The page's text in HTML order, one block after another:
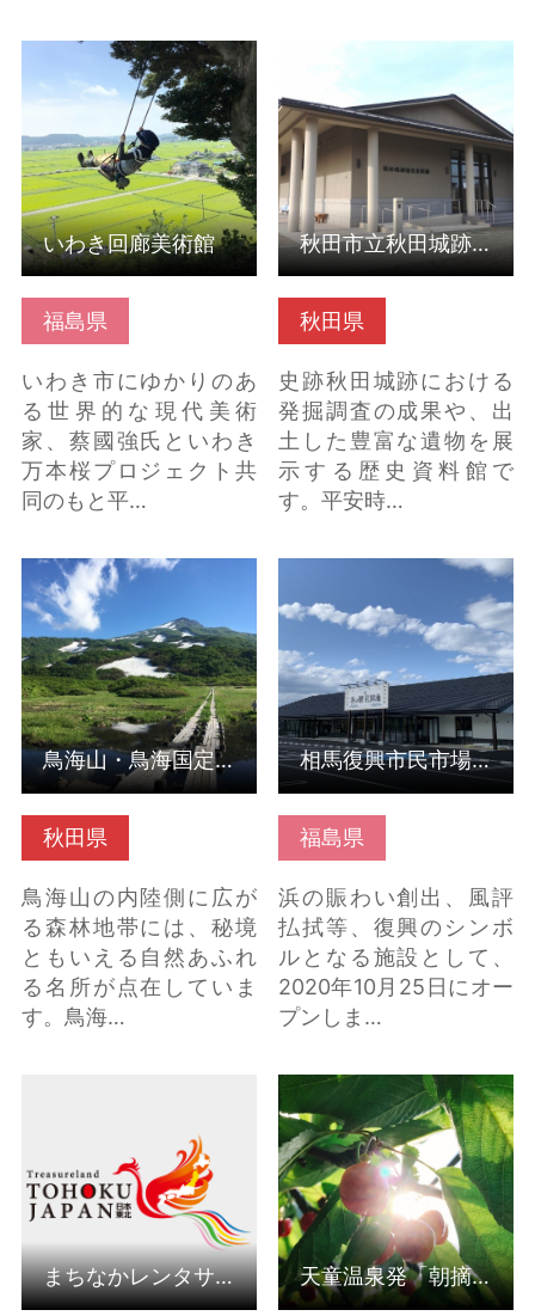
福島県
いわき市にゆかりのあ
る世界的な現代美術
家、蔡國強氏といわき
万本桜プロジェクト共
同のもと平…
いわき回廊美術館 の詳
細はこちら
いわき回廊美術館
秋田県
史跡秋田城跡における
発掘調査の成果や、出
土した豊富な遺物を展
示する歴史資料館で
す。平安時…
資料館（秋田県秋田
市） の詳細はこちら
秋田市立秋田城跡歴史資料館（秋田県秋田市）
秋田県
鳥海山の内陸側に広が
る森林地帯には、秘境
ともいえる自然あふれ
る名所が点在していま
す。鳥海…
鳥海山・鳥海国定公園
（秋田県由利本荘市）
の詳細はこちら
鳥海山・鳥海国定公園（秋田県由利本荘市）
福島県
浜の賑わい創出、風評
払拭等、復興のシンボ
ルとなる施設として、
2020年10月25日にオー
プンしま…
相馬復興市民市場（浜
の駅 松川浦） の詳細
はこちら
相馬復興市民市場（浜の駅 松川浦）
まちなかレンタサイクル
天童温泉発「朝摘みさ
くらんぼ狩り30分食べ
比べ放題 -畑でドリ… の
詳細はこちら
天童温泉発「朝摘みさくらんぼ狩り30分食べ比べ放題 -畑でドリ…